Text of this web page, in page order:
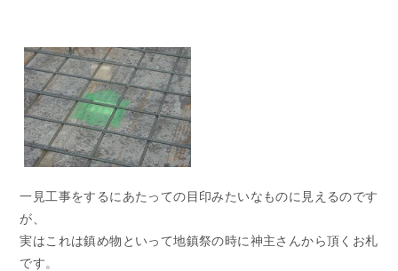
一見工事をするにあたっての目印みたいなものに見えるのです
が、
実はこれは鎮め物といって地鎮祭の時に神主さんから頂くお札
です。